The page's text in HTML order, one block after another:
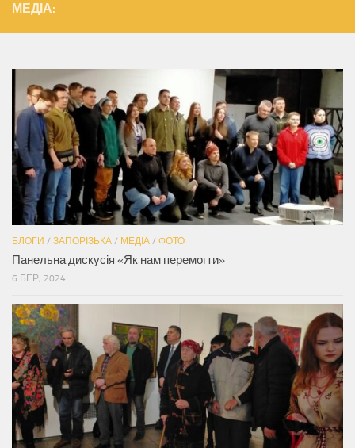
МЕДІА:
БЛОГИ / ЗАПОРІЗЬКА / МЕДІА / ФОТО
Панельна дискусія «Як нам перемогти»
6 БЕР, 2024